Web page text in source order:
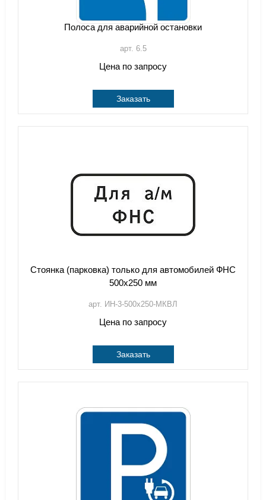
Полоса для аварийной остановки
арт. 6.5
Цена по запросу
Заказать
Стоянка (парковка) только для автомобилей ФНС
500х250 мм
арт. ИН-3-500х250-МКВЛ
Цена по запросу
Заказать